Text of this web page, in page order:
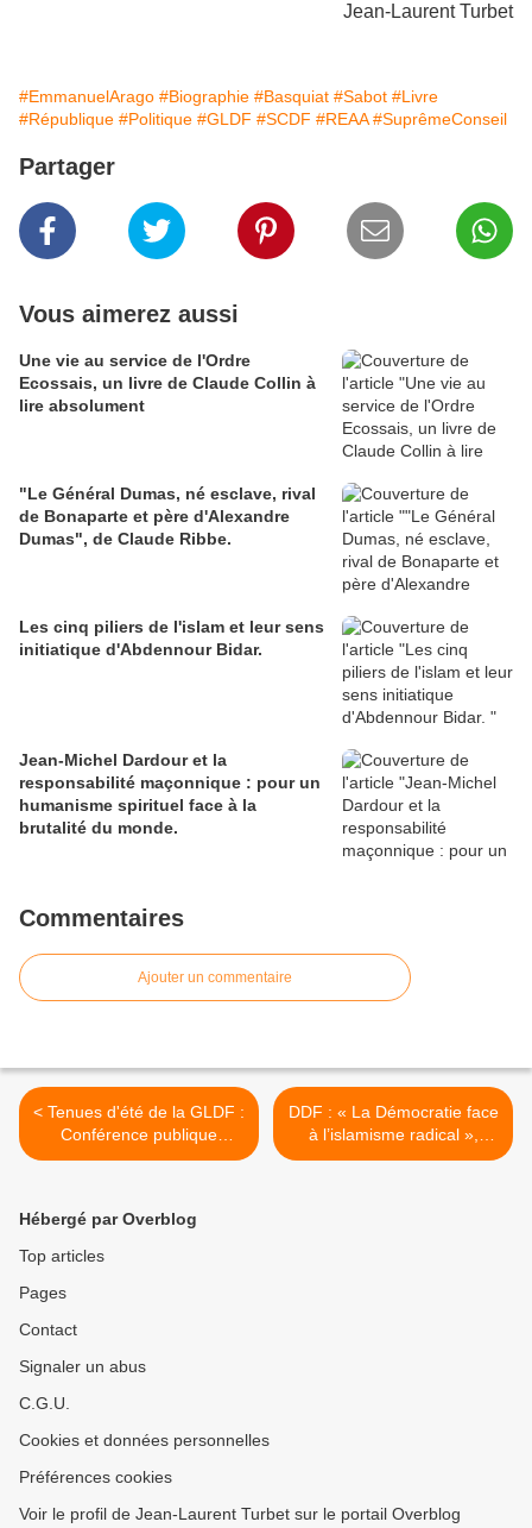
Jean-Laurent Turbet
#EmmanuelArago #Biographie #Basquiat #Sabot #Livre
#République #Politique #GLDF #SCDF #REAA #SuprêmeConseil
Partager
Vous aimerez aussi
Une vie au service de l'Ordre
Ecossais, un livre de Claude Collin à
lire absolument
"Le Général Dumas, né esclave, rival
de Bonaparte et père d'Alexandre
Dumas", de Claude Ribbe.
Les cinq piliers de l'islam et leur sens
initiatique d'Abdennour Bidar.
Jean-Michel Dardour et la
responsabilité maçonnique : pour un
humanisme spirituel face à la
brutalité du monde.
Commentaires
Ajouter un commentaire
< Tenues d'été de la GLDF :
Conférence publique
inaugurale du Grand-Maître
DDF : « La Démocratie face
à l’islamisme radical »,
dîner-débat avec la
Hébergé par Overblog
Top articles
Pages
Contact
Signaler un abus
C.G.U.
Cookies et données personnelles
Préférences cookies
Voir le profil de Jean-Laurent Turbet sur le portail Overblog